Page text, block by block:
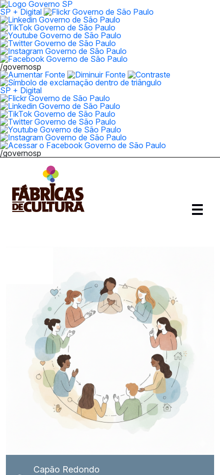
SP + Digital
/governosp
SP + Digital
/governosp
Capão Redondo